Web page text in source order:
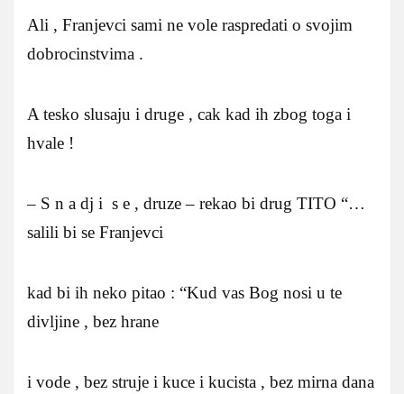
Ali , Franjevci sami ne vole raspredati o svojim
dobrocinstvima .
A tesko slusaju i druge , cak kad ih zbog toga i
hvale !
– S n a dj i s e , druze – rekao bi drug TITO “…
salili bi se Franjevci
kad bi ih neko pitao : “Kud vas Bog nosi u te
divljine , bez hrane
i vode , bez struje i kuce i kucista , bez mirna dana